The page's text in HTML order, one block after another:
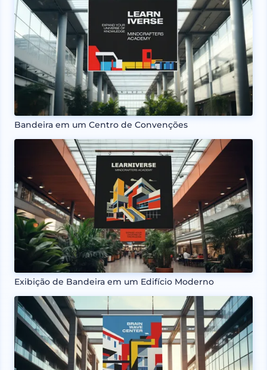
Bandeira em um Centro de Convenções
Exibição de Bandeira em um Edifício Moderno